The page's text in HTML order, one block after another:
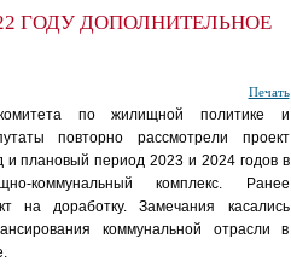
ГОДУ ДОПОЛНИТЕЛЬНОЕ
Печать
по жилищной политике и
повторно рассмотрели проект
и плановый период 2023 и 2024 годов в
коммунальный комплекс. Ранее
на доработку. Замечания касались
коммунальной отрасли в